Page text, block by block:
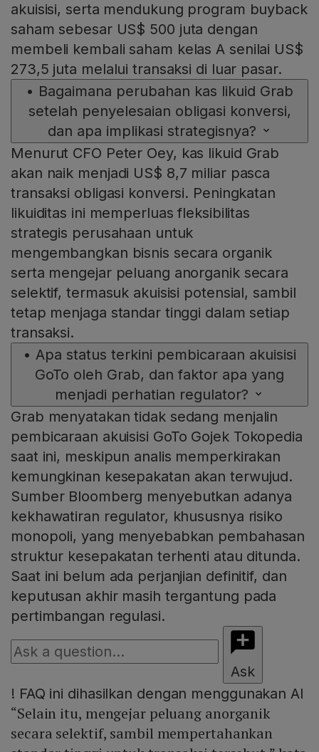
akuisisi, serta mendukung program buyback
saham sebesar US$ 500 juta dengan
membeli kembali saham kelas A senilai US$
273,5 juta melalui transaksi di luar pasar.
• Bagaimana perubahan kas likuid Grab
setelah penyelesaian obligasi konversi,
dan apa implikasi strategisnya?
Menurut CFO Peter Oey, kas likuid Grab
akan naik menjadi US$ 8,7 miliar pasca
transaksi obligasi konversi. Peningkatan
likuiditas ini memperluas fleksibilitas
strategis perusahaan untuk
mengembangkan bisnis secara organik
serta mengejar peluang anorganik secara
selektif, termasuk akuisisi potensial, sambil
tetap menjaga standar tinggi dalam setiap
transaksi.
• Apa status terkini pembicaraan akuisisi
GoTo oleh Grab, dan faktor apa yang
menjadi perhatian regulator?
Grab menyatakan tidak sedang menjalin
pembicaraan akuisisi GoTo Gojek Tokopedia
saat ini, meskipun analis memperkirakan
kemungkinan kesepakatan akan terwujud.
Sumber Bloomberg menyebutkan adanya
kekhawatiran regulator, khususnya risiko
monopoli, yang menyebabkan pembahasan
struktur kesepakatan terhenti atau ditunda.
Saat ini belum ada perjanjian definitif, dan
keputusan akhir masih tergantung pada
pertimbangan regulasi.
Ask
! FAQ ini dihasilkan dengan menggunakan AI
“Selain itu, mengejar peluang anorganik
secara selektif, sambil mempertahankan